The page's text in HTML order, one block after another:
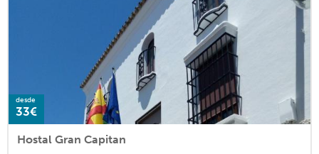
desde
33€
Hostal Gran Capitan